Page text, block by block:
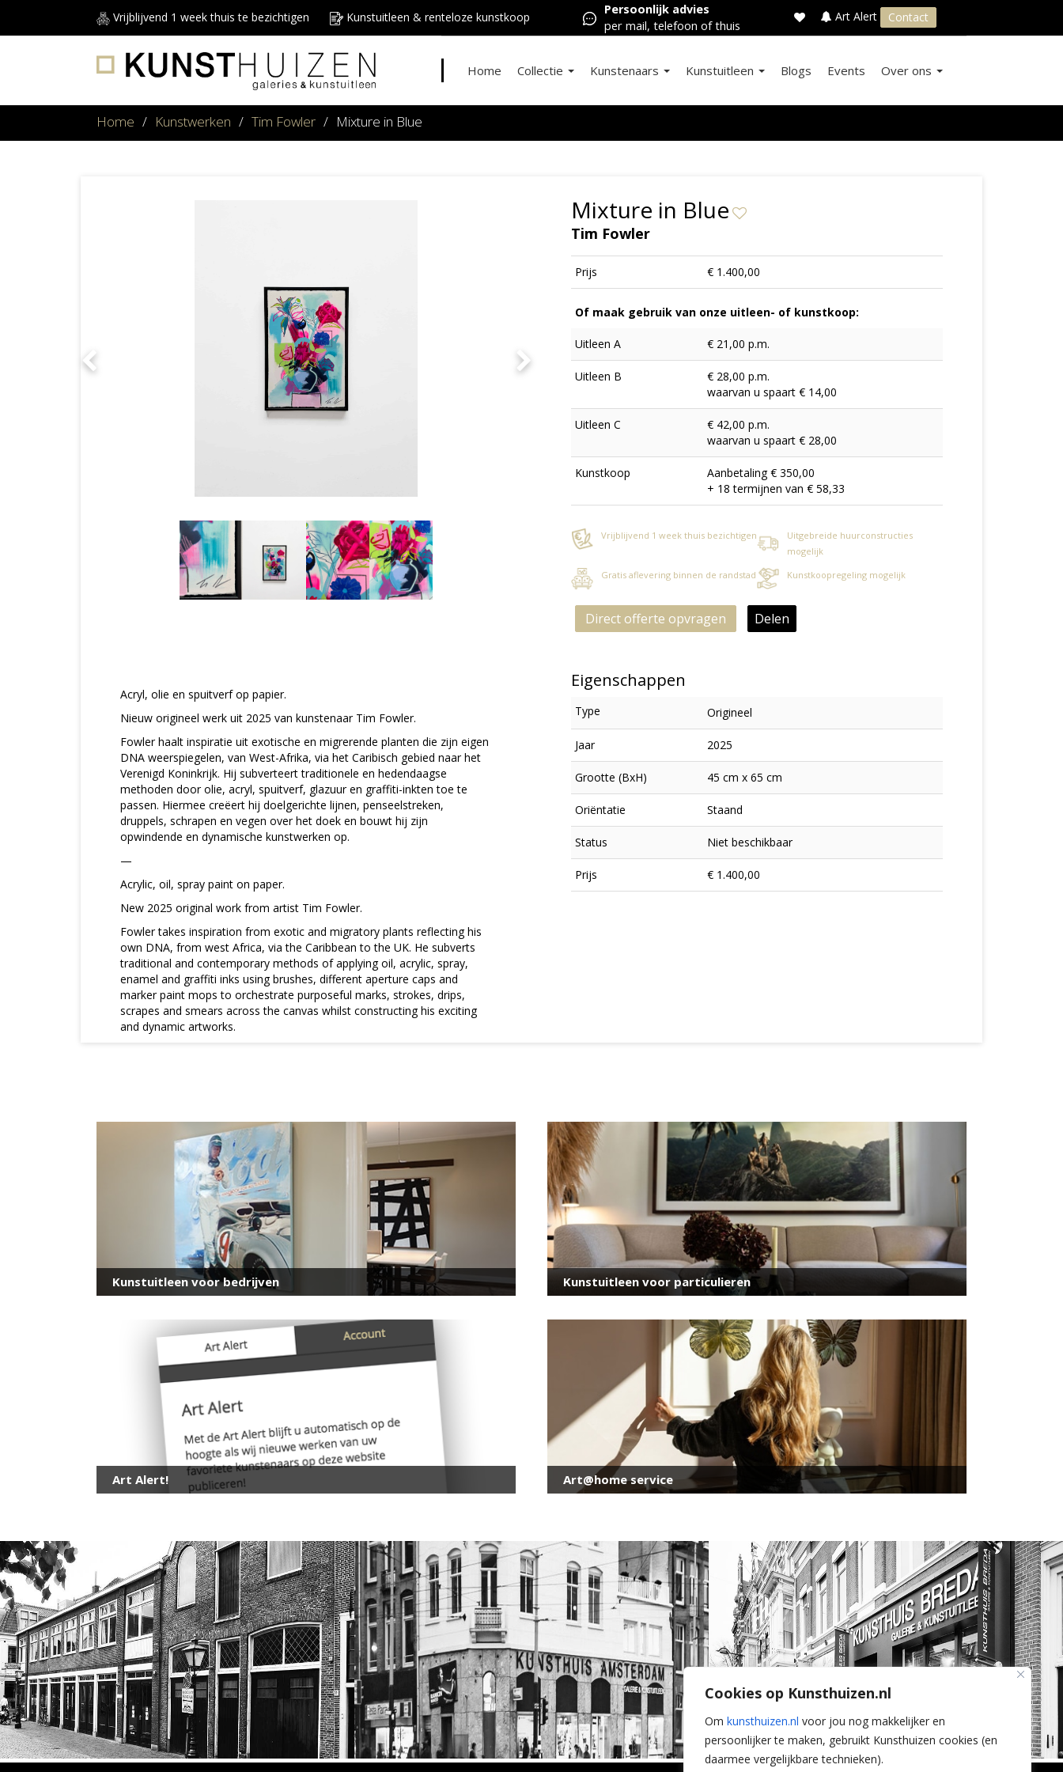
Cookies op Kunsthuizen.nl
Om kunsthuizen.nl voor jou nog makkelijker en
persoonlijker te maken, gebruikt Kunsthuizen cookies (en
daarmee vergelijkbare technieken).
Vrijblijvend 1 week thuis te bezichtigen Kunstuitleen & renteloze kunstkoop
Persoonlijk advies
per mail, telefoon of thuis
Art Alert Contact
Home Collectie Kunstenaars Kunstuitleen Blogs Events Over ons
Home / Kunstwerken / Tim Fowler / Mixture in Blue
Acryl, olie en spuitverf op papier.
Nieuw origineel werk uit 2025 van kunstenaar Tim Fowler.
Fowler haalt inspiratie uit exotische en migrerende planten die zijn eigen
DNA weerspiegelen, van West-Afrika, via het Caribisch gebied naar het
Verenigd Koninkrijk. Hij subverteert traditionele en hedendaagse
methoden door olie, acryl, spuitverf, glazuur en graffiti-inkten toe te
passen. Hiermee creëert hij doelgerichte lijnen, penseelstreken,
druppels, schrapen en vegen over het doek en bouwt hij zijn
opwindende en dynamische kunstwerken op.
—
Acrylic, oil, spray paint on paper.
New 2025 original work from artist Tim Fowler.
Fowler takes inspiration from exotic and migratory plants reflecting his
own DNA, from west Africa, via the Caribbean to the UK. He subverts
traditional and contemporary methods of applying oil, acrylic, spray,
enamel and graffiti inks using brushes, different aperture caps and
marker paint mops to orchestrate purposeful marks, strokes, drips,
scrapes and smears across the canvas whilst constructing his exciting
and dynamic artworks.
Mixture in Blue
Tim Fowler
Prijs € 1.400,00
Of maak gebruik van onze uitleen- of kunstkoop:
Uitleen A € 21,00 p.m.
Uitleen B
€ 28,00 p.m.
waarvan u spaart € 14,00
Uitleen C
€ 42,00 p.m.
waarvan u spaart € 28,00
Kunstkoop
Aanbetaling € 350,00
+ 18 termijnen van € 58,33
Vrijblijvend 1 week thuis bezichtigen
Uitgebreide huurconstructies
mogelijk
Gratis aflevering binnen de randstad
Kunstkoopregeling mogelijk
Direct offerte opvragen Delen
Eigenschappen
Type Origineel
Jaar 2025
Grootte (BxH) 45 cm x 65 cm
Oriëntatie Staand
Status Niet beschikbaar
Prijs € 1.400,00
Kunstuitleen voor bedrijven Kunstuitleen voor particulieren
Art Alert! Art@home service
E-